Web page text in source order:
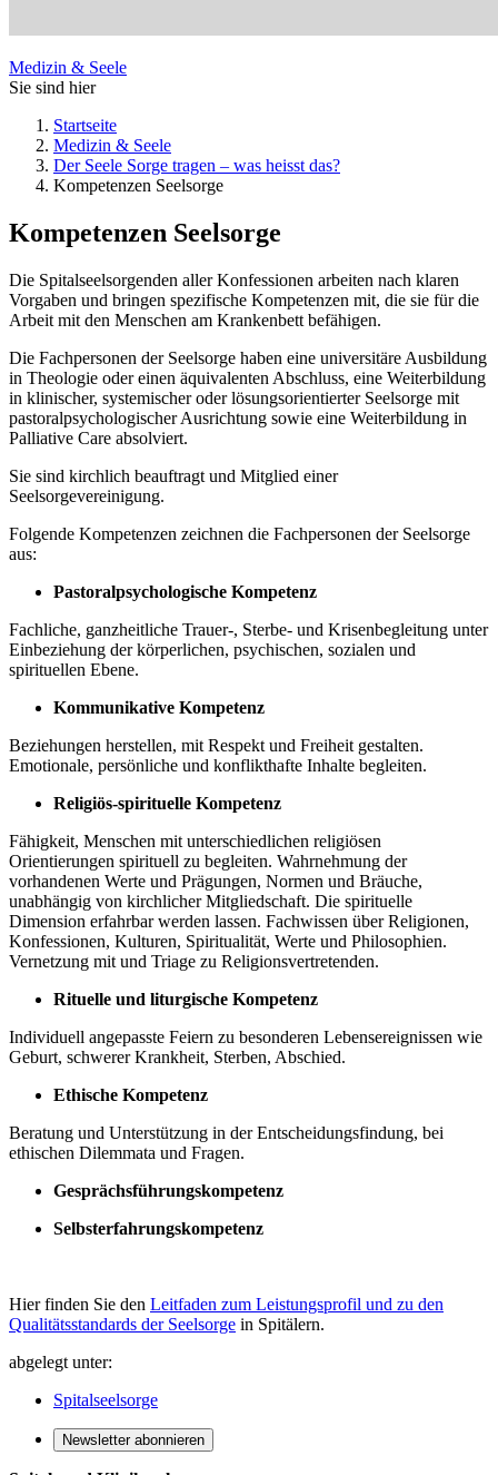
Medizin & Seele
Sie sind hier
Startseite
Medizin & Seele
Der Seele Sorge tragen – was heisst das?
Kompetenzen Seelsorge
Kompetenzen Seelsorge
Die Spitalseelsorgenden aller Konfessionen arbeiten nach klaren
Vorgaben und bringen spezifische Kompetenzen mit, die sie für die
Arbeit mit den Menschen am Krankenbett befähigen.
Die Fachpersonen der Seelsorge haben eine universitäre Ausbildung
in Theologie oder einen äquivalenten Abschluss, eine Weiterbildung
in klinischer, systemischer oder lösungs­orientierter Seelsorge mit
pastoralpsychologischer Ausrichtung sowie eine Weiterbildung in
Palliative Care absolviert.
Sie sind kirchlich beauftragt und Mitglied einer
Seelsorgevereinigung.
Folgende Kompetenzen zeichnen die Fachpersonen der Seelsorge
aus:
Pastoralpsychologische Kompetenz
Fachliche, ganzheitliche Trauer-, Sterbe- und Krisenbegleitung unter
Einbeziehung der körperlichen, psychischen, sozialen und
spirituellen Ebene.
Kommunikative Kompetenz
Beziehungen herstellen, mit Respekt und Freiheit gestalten.
Emotionale, persönliche und konflikthafte Inhalte begleiten.
Religiös-spirituelle Kompetenz
Fähigkeit, Menschen mit unterschiedlichen religiösen
Orientierungen spirituell zu begleiten. Wahrnehmung der
vorhandenen Werte und Prägungen, Normen und Bräuche,
unabhängig von kirchlicher Mit­gliedschaft. Die spirituelle
Dimension erfahrbar werden lassen. Fachwissen über Religionen,
Konfessionen, Kulturen, Spiritualität, Werte und Philosophien.
Vernetzung mit und Triage zu Religionsvertretenden.
Rituelle und liturgische Kompetenz
Individuell angepasste Feiern zu besonderen Lebensereignissen wie
Geburt, schwerer Krankheit, Sterben, Abschied.
Ethische Kompetenz
Beratung und Unterstützung in der Entscheidungsfindung, bei
ethischen Dilemmata und Fragen.
Gesprächsführungskompetenz
Selbsterfahrungskompetenz
Hier finden Sie den Leitfaden zum Leistungsprofil und zu den
Qualitätsstandards der Seelsorge in Spitälern.
abgelegt unter:
Spitalseelsorge
Newsletter abonnieren